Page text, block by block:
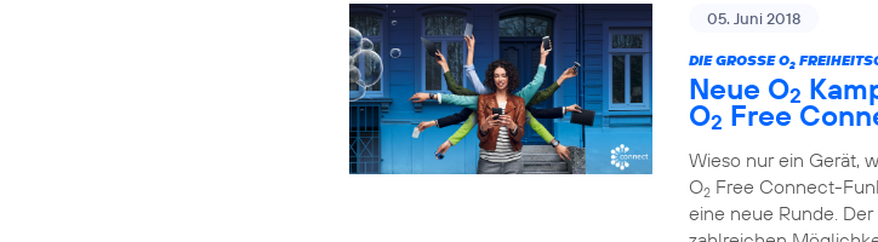
05. Juni 2018
DIE GROSSE O 2
Neue O2
O2 Free
Wieso nur ein Gerät,
O2 Free Connect-
eine neue Runde.